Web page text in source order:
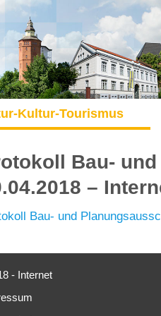
Kultur-Tourismus
Bau-
–
Bau- und
- Internet